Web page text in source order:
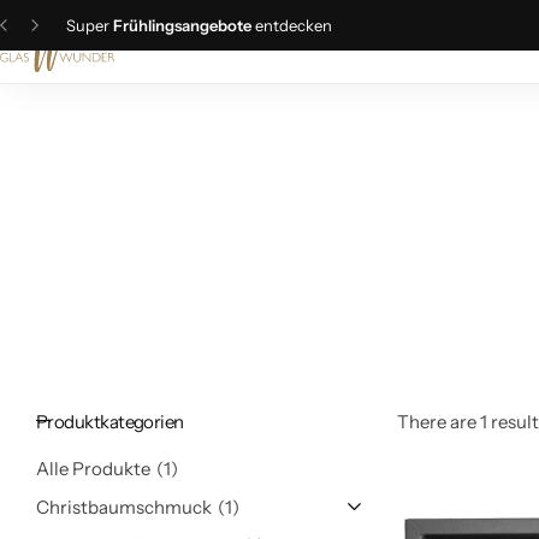
SuperFrühlingsangeboteentdecken
There are 1
Produktkategorien
Alle Produkte 1
Christbaumschmuck 1